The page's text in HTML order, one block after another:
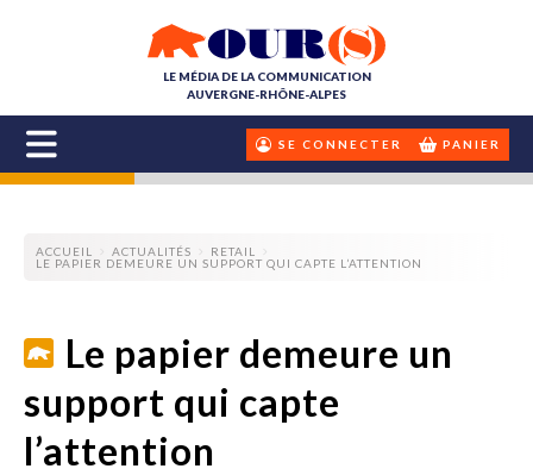
LE MÉDIA DE LA COMMUNICATION
AUVERGNE-RHÔNE-ALPES
SE CONNECTER PANIER
ACCUEIL ACTUALITÉS
RETAIL
LE PAPIER DEMEURE UN SUPPORT QUI CAPTE L’ATTENTION
Le papier demeure un
support qui capte
l’attention